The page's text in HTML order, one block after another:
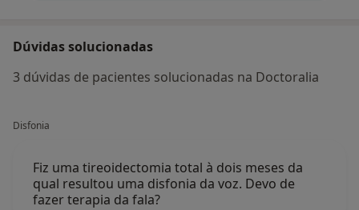
Dúvidas solucionadas
3 dúvidas de pacientes solucionadas na Doctoralia
Disfonia
Fiz uma tireoidectomia total à dois meses da
qual resultou uma disfonia da voz. Devo de
fazer terapia da fala?